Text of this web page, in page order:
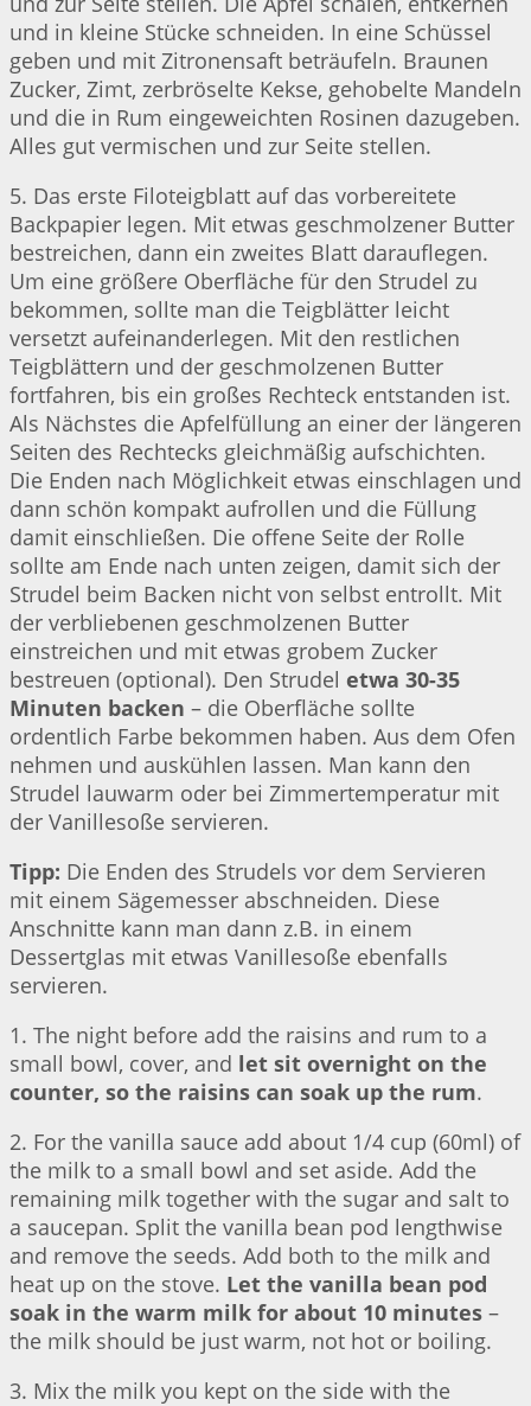
und in kleine Stücke schneiden. In eine Schüssel
geben und mit Zitronensaft beträufeln. Braunen
Zucker, Zimt, zerbröselte Kekse, gehobelte Mandeln
und die in Rum eingeweichten Rosinen dazugeben.
Alles gut vermischen und zur Seite stellen.
5. Das erste Filoteigblatt auf das vorbereitete
Backpapier legen. Mit etwas geschmolzener Butter
bestreichen, dann ein zweites Blatt darauflegen.
Um eine größere Oberfläche für den Strudel zu
bekommen, sollte man die Teigblätter leicht
versetzt aufeinanderlegen. Mit den restlichen
Teigblättern und der geschmolzenen Butter
fortfahren, bis ein großes Rechteck entstanden ist.
Als Nächstes die Apfelfüllung an einer der längeren
Seiten des Rechtecks gleichmäßig aufschichten.
Die Enden nach Möglichkeit etwas einschlagen und
dann schön kompakt aufrollen und die Füllung
damit einschließen. Die offene Seite der Rolle
sollte am Ende nach unten zeigen, damit sich der
Strudel beim Backen nicht von selbst entrollt. Mit
der verbliebenen geschmolzenen Butter
einstreichen und mit etwas grobem Zucker
bestreuen (optional). Den Strudel etwa 30-35
Minuten backen – die Oberfläche sollte
ordentlich Farbe bekommen haben. Aus dem Ofen
nehmen und auskühlen lassen. Man kann den
Strudel lauwarm oder bei Zimmertemperatur mit
der Vanillesoße servieren.
Tipp: Die Enden des Strudels vor dem Servieren
mit einem Sägemesser abschneiden. Diese
Anschnitte kann man dann z.B. in einem
Dessertglas mit etwas Vanillesoße ebenfalls
servieren.
1. The night before add the raisins and rum to a
small bowl, cover, and let sit overnight on the
counter, so the raisins can soak up the rum.
2. For the vanilla sauce add about 1/4 cup (60ml) of
the milk to a small bowl and set aside. Add the
remaining milk together with the sugar and salt to
a saucepan. Split the vanilla bean pod lengthwise
and remove the seeds. Add both to the milk and
heat up on the stove. Let the vanilla bean pod
soak in the warm milk for about 10 minutes –
the milk should be just warm, not hot or boiling.
3. Mix the milk you kept on the side with the